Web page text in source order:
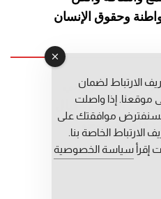
وحقوق الإنسان
الرحيم التوراني
المعطي قبال
فاطمة حوحو
الارتباط لضمان
موقعنا. إذا واصلت
فسنفترض موافقتك على
الخاصة بنا.
إقرأ سياسة الخصوصية